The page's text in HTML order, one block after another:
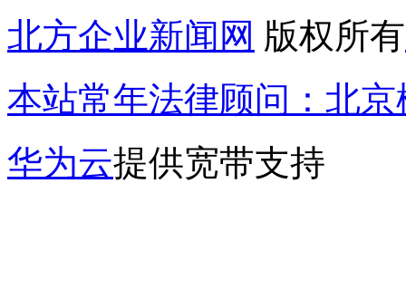
北方企业新闻网 版权所有
本站常年法律顾问：北
华为云提供宽带支持